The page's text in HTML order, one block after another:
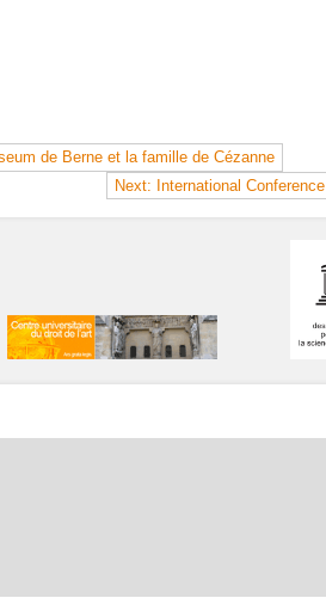
de Berne et la famille de Cézanne
Next: International